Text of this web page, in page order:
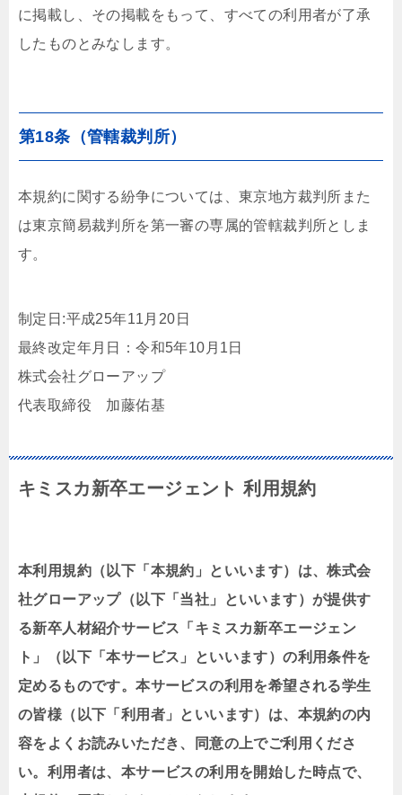
に掲載し、その掲載をもって、すべての利用者が了承
したものとみなします。
第18条（管轄裁判所）
本規約に関する紛争については、東京地方裁判所また
は東京簡易裁判所を第一審の専属的管轄裁判所としま
す。
制定日:平成25年11月20日
最終改定年月日：令和5年10月1日
株式会社グローアップ
代表取締役 加藤佑基
キミスカ新卒エージェント 利用規約
本利用規約（以下「本規約」といいます）は、株式会
社グローアップ（以下「当社」といいます）が提供す
る新卒人材紹介サービス「キミスカ新卒エージェン
ト」（以下「本サービス」といいます）の利用条件を
定めるものです。本サービスの利用を希望される学生
の皆様（以下「利用者」といいます）は、本規約の内
容をよくお読みいただき、同意の上でご利用くださ
い。利用者は、本サービスの利用を開始した時点で、